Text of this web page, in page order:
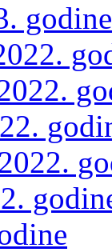
godine